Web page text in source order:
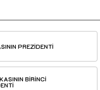
PREZİDENTİ
BİRİNCİ